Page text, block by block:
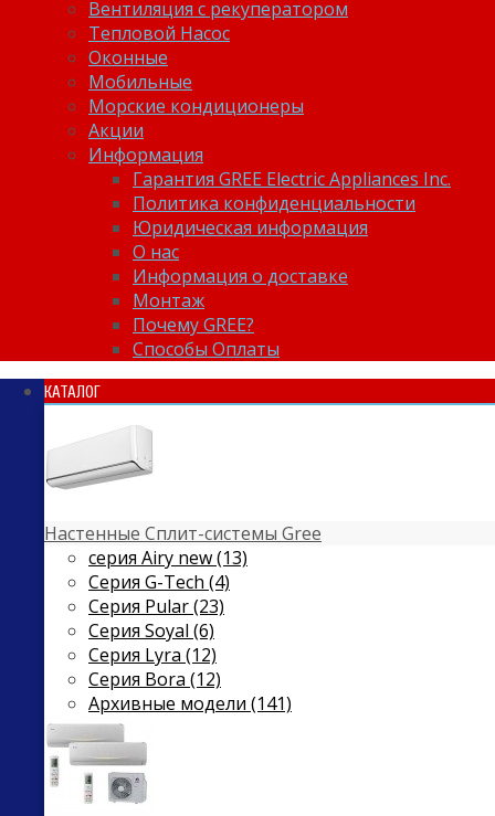
Вентиляция с рекуператором
Тепловой Насос
Оконные
Мобильные
Морские кондиционеры
Акции
Информация
Гарантия GREE Electric Appliances Inc.
Политика конфиденциальности
Юридическая информация
О нас
Информация о доставке
Монтаж
Почему GREE?
Способы Оплаты
КАТАЛОГ
Настенные Сплит-системы Gree
серия Airy new (13)
Серия G-Tech (4)
Серия Pular (23)
Cерия Soyal (6)
Серия Lyra (12)
Серия Bora (12)
Архивные модели (141)